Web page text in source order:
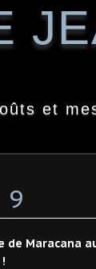
et
Maracana